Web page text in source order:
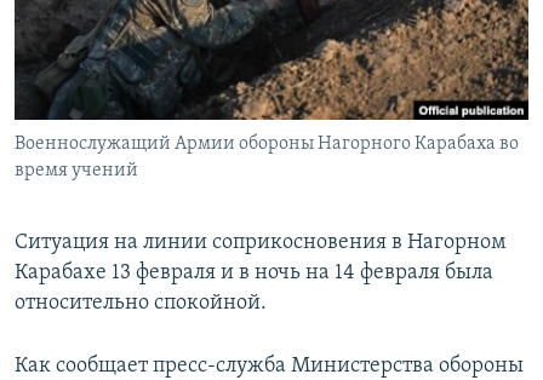
Հայերեն
English
Русский
Военнослужащий Армии обороны Нагорного Карабаха во
время учений
Ситуация на линии соприкосновения в Нагорном
Карабахе 13 февраля и в ночь на 14 февраля была
относительно спокойной.
Как сообщает пресс-служба Министерства обороны